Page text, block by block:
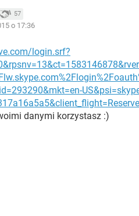
57
o 17:36
login.srf?
danymi korzystasz :)